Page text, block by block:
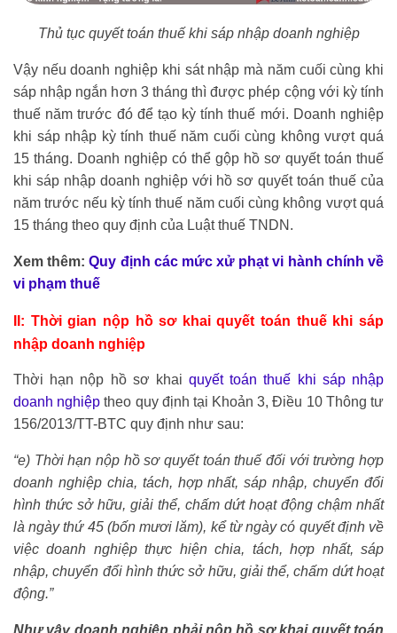
Thủ tục quyết toán thuế khi sáp nhập doanh nghiệp
Vậy nếu doanh nghiệp khi sát nhập mà năm cuối cùng khi
sáp nhập ngắn hơn 3 tháng thì được phép cộng với kỳ tính
thuế năm trước đó để tạo kỳ tính thuế mới. Doanh nghiệp
khi sáp nhập kỳ tính thuế năm cuối cùng không vượt quá
15 tháng. Doanh nghiệp có thể gộp hồ sơ quyết toán thuế
khi sáp nhập doanh nghiệp với hồ sơ quyết toán thuế của
năm trước nếu kỳ tính thuế năm cuối cùng không vượt quá
15 tháng theo quy định của Luật thuế TNDN.
Xem thêm:Quy định các mức xử phạt vi hành chính về
vi phạm thuế
II: Thời gian nộp hồ sơ khai quyết toán thuế khi sáp
nhập doanh nghiệp
Thời hạn nộp hồ sơ khaiquyết toán thuế khi sáp nhập
doanh nghiệp theo quy định tại Khoản 3, Điều 10 Thông tư
156/2013/TT-BTC quy định như sau:
“e) Thời hạn nộp hồ sơ quyết toán thuế đối với trường hợp
doanh nghiệp chia, tách, hợp nhất, sáp nhập, chuyển đổi
hình thức sở hữu, giải thể, chấm dứt hoạt động chậm nhất
là ngày thứ 45 (bốn mươi lăm), kể từ ngày có quyết định về
việc doanh nghiệp thực hiện chia, tách, hợp nhất, sáp
nhập, chuyển đổi hình thức sở hữu, giải thể, chấm dứt hoạt
động.”